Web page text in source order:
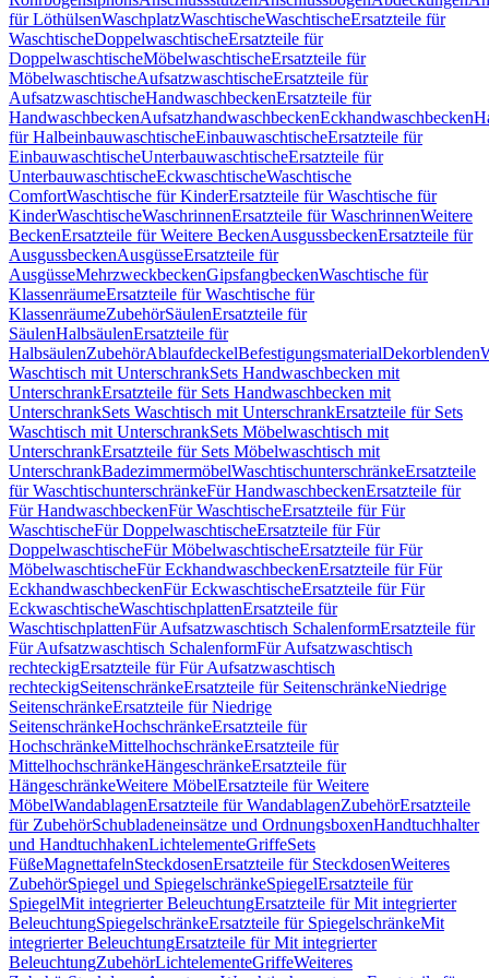
für LöthülsenWaschplatzWaschtischeWaschtischeErsatzteile für
WaschtischeDoppelwaschtischeErsatzteile für
DoppelwaschtischeMöbelwaschtischeErsatzteile für
MöbelwaschtischeAufsatzwaschtischeErsatzteile für
AufsatzwaschtischeHandwaschbeckenErsatzteile für
HandwaschbeckenAufsatzhandwaschbeckenEckhandwaschbecken
für HalbeinbauwaschtischeEinbauwaschtischeErsatzteile für
EinbauwaschtischeUnterbauwaschtischeErsatzteile für
UnterbauwaschtischeEckwaschtischeWaschtische
ComfortWaschtische für KinderErsatzteile für Waschtische für
KinderWaschtischeWaschrinnenErsatzteile für WaschrinnenWeitere
BeckenErsatzteile für Weitere BeckenAusgussbeckenErsatzteile für
AusgussbeckenAusgüsseErsatzteile für
AusgüsseMehrzweckbeckenGipsfangbeckenWaschtische für
KlassenräumeErsatzteile für Waschtische für
KlassenräumeZubehörSäulenErsatzteile für
SäulenHalbsäulenErsatzteile für
HalbsäulenZubehörAblaufdeckelBefestigungsmaterialDekorblenden
Waschtisch mit UnterschrankSets Handwaschbecken mit
UnterschrankErsatzteile für Sets Handwaschbecken mit
UnterschrankSets Waschtisch mit UnterschrankErsatzteile für Sets
Waschtisch mit UnterschrankSets Möbelwaschtisch mit
UnterschrankErsatzteile für Sets Möbelwaschtisch mit
UnterschrankBadezimmermöbelWaschtischunterschränkeErsatzteile
für WaschtischunterschränkeFür HandwaschbeckenErsatzteile für
Für HandwaschbeckenFür WaschtischeErsatzteile für Für
WaschtischeFür DoppelwaschtischeErsatzteile für Für
DoppelwaschtischeFür MöbelwaschtischeErsatzteile für Für
MöbelwaschtischeFür EckhandwaschbeckenErsatzteile für Für
EckhandwaschbeckenFür EckwaschtischeErsatzteile für Für
EckwaschtischeWaschtischplattenErsatzteile für
WaschtischplattenFür Aufsatzwaschtisch SchalenformErsatzteile für
Für Aufsatzwaschtisch SchalenformFür Aufsatzwaschtisch
rechteckigErsatzteile für Für Aufsatzwaschtisch
rechteckigSeitenschränkeErsatzteile für SeitenschränkeNiedrige
SeitenschränkeErsatzteile für Niedrige
SeitenschränkeHochschränkeErsatzteile für
HochschränkeMittelhochschränkeErsatzteile für
MittelhochschränkeHängeschränkeErsatzteile für
HängeschränkeWeitere MöbelErsatzteile für Weitere
MöbelWandablagenErsatzteile für WandablagenZubehörErsatzteile
für ZubehörSchubladeneinsätze und OrdnungsboxenHandtuchhalter
und HandtuchhakenLichtelementeGriffeSets
FüßeMagnettafelnSteckdosenErsatzteile für SteckdosenWeiteres
ZubehörSpiegel und SpiegelschränkeSpiegelErsatzteile für
SpiegelMit integrierter BeleuchtungErsatzteile für Mit integrierter
BeleuchtungSpiegelschränkeErsatzteile für SpiegelschränkeMit
integrierter BeleuchtungErsatzteile für Mit integrierter
BeleuchtungZubehörLichtelementeGriffeWeiteres